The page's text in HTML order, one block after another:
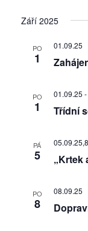
Září 2025
PO
1
01.09.25
PO
1 Třídní
01.09.25 -
PÁ
5 „Krtek
PO
8
08.09.25